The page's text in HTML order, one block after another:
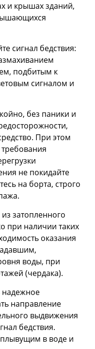
и крышах зданий,
сигнал бедствия:
подбитым к
сигналом и
без паники и
При этом
не покидайте
на борта, строго
затопленного
при наличии таких
оказания
воды, при
(чердака).
направление
выдвижения
бедствия.
в воде и